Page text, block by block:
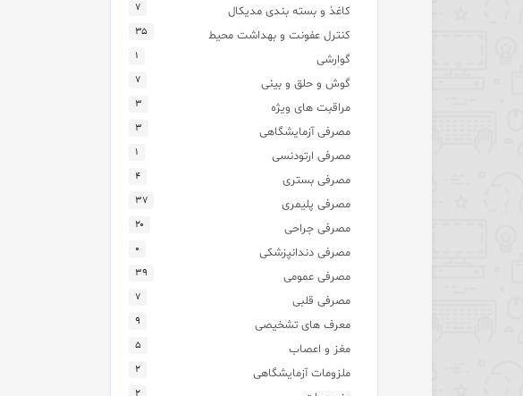
کاغذ و بسته بندی مدیکال ۷
کنترل عفونت و بهداشت محیط ۳۵
گوارشی ۱
گوش و حلق و بینی ۷
مراقبت های ویژه ۳
مصرفی آزمایشگاهی ۳
مصرفی ارتودنسی ۱
مصرفی بستری ۴
مصرفی پلیمری ۳۷
مصرفی جراحی ۲۰
مصرفی دندانپزشکی ۰
مصرفی عمومی ۳۹
مصرفی قلبی ۷
معرف های تشخیصی ۹
مغز و اعصاب ۵
ملزومات آزمایشگاهی ۲